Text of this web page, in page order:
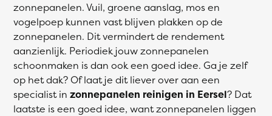
zonnepanelen. Vuil, groene aanslag, mos en
vogelpoep kunnen vast blijven plakken op de
zonnepanelen. Dit vermindert de rendement
aanzienlijk. Periodiek jouw zonnepanelen
schoonmaken is dan ook een goed idee. Ga je zelf
op het dak? Of laat je dit liever over aan een
specialist in zonnepanelen reinigen in Eersel? Dat
laatste is een goed idee, want zonnepanelen liggen